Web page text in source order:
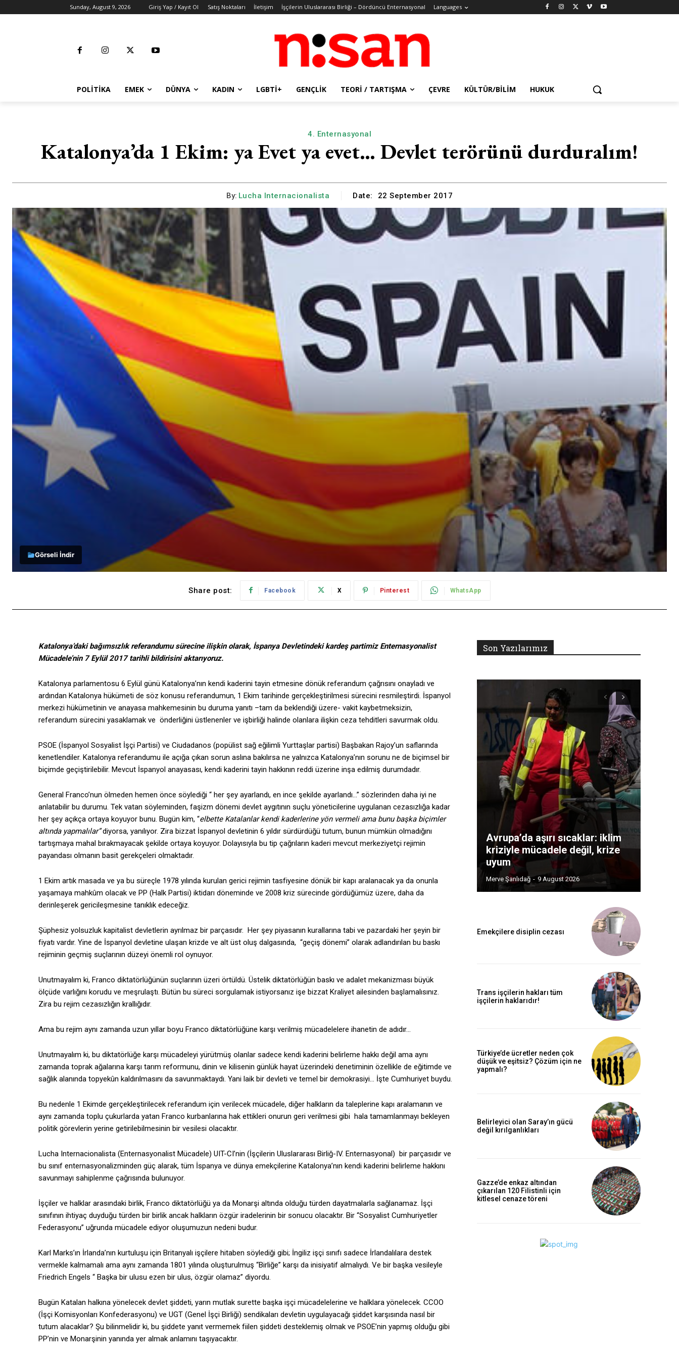
Sunday, August 9, 2026 Giriş Yap / Kayıt Ol Satış Noktaları İletişim İşçilerin Uluslararası Birliği – Dördüncü Enternasyonal Languages
POLITIKA EMEK DÜNYA KADIN LGBTİ+ GENÇLIK TEORI / TARTIŞMA ÇEVRE KÜLTÜR/BILIM HUKUK
4. Enternasyonal
Katalonya’da 1 Ekim: ya Evet ya evet… Devlet terörünü durduralım!
By: Lucha Internacionalista Date: 22 September 2017
Görseli İndir
Share post: Facebook X Pinterest WhatsApp
Katalonya’daki bağımsızlık referandumu sürecine ilişkin olarak, İspanya Devletindeki kardeş partimiz Enternasyonalist
Mücadele’nin 7 Eylül 2017 tarihli bildirisini aktarıyoruz.
Katalonya parlamentosu 6 Eylül günü Katalonya’nın kendi kaderini tayin etmesine dönük referandum çağrısını onayladı ve
ardından Katalonya hükümeti de söz konusu referandumun, 1 Ekim tarihinde gerçekleştirilmesi sürecini resmileştirdi. İspanyol
merkezi hükümetinin ve anayasa mahkemesinin bu duruma yanıtı –tam da beklendiği üzere- vakit kaybetmeksizin,
referandum sürecini yasaklamak ve önderliğini üstlenenler ve işbirliği halinde olanlara ilişkin ceza tehditleri savurmak oldu.
PSOE (İspanyol Sosyalist İşçi Partisi) ve Ciudadanos (popülist sağ eğilimli Yurttaşlar partisi) Başbakan Rajoy’un saflarında
kenetlendiler. Katalonya referandumu ile açığa çıkan sorun aslına bakılırsa ne yalnızca Katalonya’nın sorunu ne de biçimsel bir
biçimde geçiştirilebilir. Mevcut İspanyol anayasası, kendi kaderini tayin hakkının reddi üzerine inşa edilmiş durumdadır.
General Franco’nun ölmeden hemen önce söylediği “ her şey ayarlandı, en ince şekilde ayarlandı…” sözlerinden daha iyi ne
anlatabilir bu durumu. Tek vatan söyleminden, faşizm dönemi devlet aygıtının suçlu yöneticilerine uygulanan cezasızlığa kadar
her şey açıkça ortaya koyuyor bunu. Bugün kim, “elbette Katalanlar kendi kaderlerine yön vermeli ama bunu başka biçimler
altında yapmalılar”diyorsa, yanılıyor. Zira bizzat İspanyol devletinin 6 yıldır sürdürdüğü tutum, bunun mümkün olmadığını
tartışmaya mahal bırakmayacak şekilde ortaya koyuyor. Dolayısıyla bu tip çağrıların kaderi mevcut merkeziyetçi rejimin
payandası olmanın basit gerekçeleri olmaktadır.
1 Ekim artık masada ve ya bu süreçle 1978 yılında kurulan gerici rejimin tasfiyesine dönük bir kapı aralanacak ya da onunla
yaşamaya mahkûm olacak ve PP (Halk Partisi) iktidarı döneminde ve 2008 kriz sürecinde gördüğümüz üzere, daha da
derinleşerek gericileşmesine tanıklık edeceğiz.
Şüphesiz yolsuzluk kapitalist devletlerin ayrılmaz bir parçasıdır. Her şey piyasanın kurallarına tabi ve pazardaki her şeyin bir
fiyatı vardır. Yine de İspanyol devletine ulaşan krizde ve alt üst oluş dalgasında, “geçiş dönemi” olarak adlandırılan bu baskı
rejiminin geçmiş suçlarının düzeyi önemli rol oynuyor.
Unutmayalım ki, Franco diktatörlüğünün suçlarının üzeri örtüldü. Üstelik diktatörlüğün baskı ve adalet mekanizması büyük
ölçüde varlığını korudu ve meşrulaştı. Bütün bu süreci sorgulamak istiyorsanız işe bizzat Kraliyet ailesinden başlamalısınız.
Zira bu rejim cezasızlığın krallığıdır.
Ama bu rejim aynı zamanda uzun yıllar boyu Franco diktatörlüğüne karşı verilmiş mücadelelere ihanetin de adıdır…
Unutmayalım ki, bu diktatörlüğe karşı mücadeleyi yürütmüş olanlar sadece kendi kaderini belirleme hakkı değil ama aynı
zamanda toprak ağalarına karşı tarım reformunu, dinin ve kilisenin günlük hayat üzerindeki denetiminin özellikle de eğitimde ve
sağlık alanında topyekûn kaldırılmasını da savunmaktaydı. Yani laik bir devleti ve temel bir demokrasiyi… İşte Cumhuriyet buydu.
Bu nedenle 1 Ekimde gerçekleştirilecek referandum için verilecek mücadele, diğer halkların da taleplerine kapı aralamanın ve
aynı zamanda toplu çukurlarda yatan Franco kurbanlarına hak ettikleri onurun geri verilmesi gibi hala tamamlanmayı bekleyen
politik görevlerin yerine getirilebilmesinin bir vesilesi olacaktır.
Lucha Internacionalista (Enternasyonalist Mücadele) UIT-CI’nin (İşçilerin Uluslararası Birliğ-IV. Enternasyonal) bir parçasıdır ve
bu sınıf enternasyonalizminden güç alarak, tüm İspanya ve dünya emekçilerine Katalonya’nın kendi kaderini belirleme hakkını
savunmayı sahiplenme çağrısında bulunuyor.
İşçiler ve halklar arasındaki birlik, Franco diktatörlüğü ya da Monarşi altında olduğu türden dayatmalarla sağlanamaz. İşçi
sınıfının ihtiyaç duyduğu türden bir birlik ancak halkların özgür iradelerinin bir sonucu olacaktır. Bir “Sosyalist Cumhuriyetler
Federasyonu” uğrunda mücadele ediyor oluşumuzun nedeni budur.
Karl Marks’ın İrlanda’nın kurtuluşu için Britanyalı işçilere hitaben söylediği gibi; İngiliz işçi sınıfı sadece İrlandalılara destek
vermekle kalmamalı ama aynı zamanda 1801 yılında oluşturulmuş “Birliğe” karşı da inisiyatif almalıydı. Ve bir başka vesileyle
Friedrich Engels “ Başka bir ulusu ezen bir ulus, özgür olamaz” diyordu.
Bugün Katalan halkına yönelecek devlet şiddeti, yarın mutlak surette başka işçi mücadelelerine ve halklara yönelecek. CCOO
(İşçi Komisyonları Konfederasyonu) ve UGT (Genel İşçi Birliği) sendikaları devletin uygulayacağı şiddet karşısında nasıl bir
tutum alacaklar? Şu bilinmelidir ki, bu şiddete yanıt vermemek fiilen şiddeti desteklemiş olmak ve PSOE’nin yapmış olduğu gibi
PP’nin ve Monarşinin yanında yer almak anlamını taşıyacaktır.
Son Yazılarımız
Avrupa’da aşırı sıcaklar: iklim
kriziyle mücadele değil, krize
uyum
Merve Şanlıdağ - 9 August 2026
Emekçilere disiplin cezası
Trans işçilerin hakları tüm
işçilerin haklarıdır!
Türkiye’de ücretler neden çok
düşük ve eşitsiz? Çözüm için ne
yapmalı?
Belirleyici olan Saray’ın gücü
değil kırılganlıkları
Gazze’de enkaz altından
çıkarılan 120 Filistinli için
kitlesel cenaze töreni